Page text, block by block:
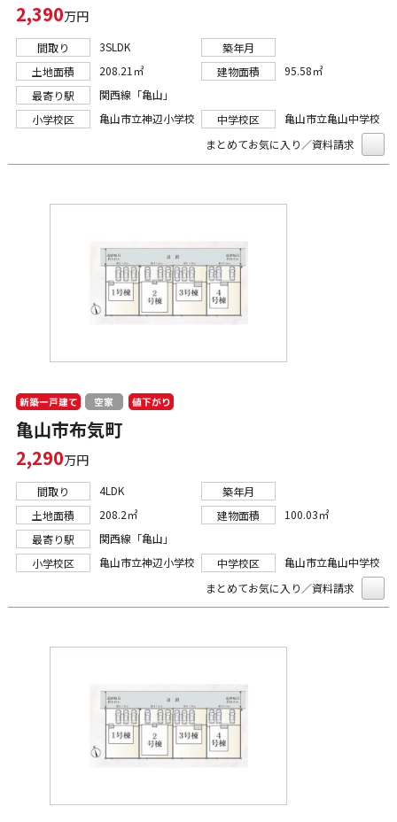
2,390万円
間取り 3SLDK
築年月
土地面積
208.21㎡ 建物面積
95.58㎡
最寄り駅
関西線「亀山」
小学校区
亀山市立神辺小学校 中学校区
亀山市立亀山中学校
まとめてお気に入り／資料請求
新築一戸建て 空家 値下がり
亀山市布気町
2,290万円
間取り 4LDK
築年月
土地面積
208.2㎡ 建物面積
100.03㎡
最寄り駅
関西線「亀山」
小学校区
亀山市立神辺小学校 中学校区
亀山市立亀山中学校
まとめてお気に入り／資料請求